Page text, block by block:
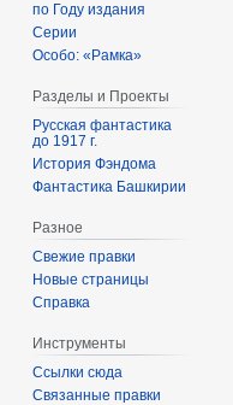
по Году издания
Серии
Особо: «Рамка»
Разделы и Проекты
Русская фантастика
до 1917 г.
История Фэндома
Фантастика Башкирии
Разное
Свежие правки
Новые страницы
Справка
Инструменты
Ссылки сюда
Связанные правки